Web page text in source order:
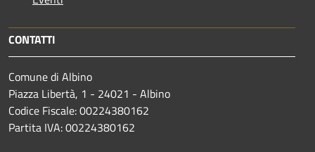
CONTATTI
Comune di Albino
Piazza Libertà, 1 - 24021 - Albino
Codice Fiscale: 00224380162
Partita IVA: 00224380162